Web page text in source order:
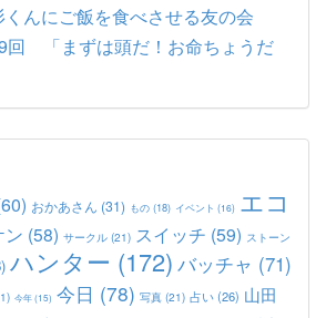
んにご飯を食べさせる友の会
回 「まずは頭だ！お命ちょうだ
おかあさん (31) もの (18) イベント (16) エコ
ン (58) サークル (21) スイッチ (59) ストーン
ハンター (172) バッチャ (71)
今年(15) 今日 (78) 写真 (21) 占い(26) 山田